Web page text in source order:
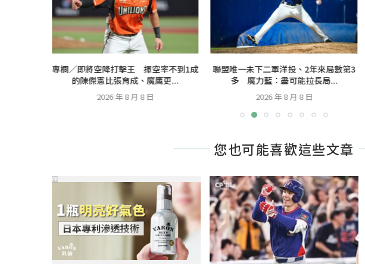
專欄／即將空降打擊王 揮空率不到1成
的陳傑憲比張育成、魔鷹更...
2026 年 8 月 8 日
聯盟唯一未下二軍洋投、2年來局數第3
多 魔力藍：盡可能拉長局...
2026 年 8 月 8 日
您也可能喜歡這些文章
PR